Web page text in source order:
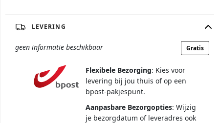
LEVERING
geen informatie beschikbaar Gratis
Flexibele Bezorging: Kies voor
levering bij jou thuis of op een
bpost-pakjespunt.
Aanpasbare Bezorgopties: Wijzig
je bezorgdatum of leveradres ook